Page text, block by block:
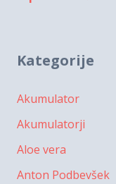
Kategorije
Akumulator
Akumulatorji
Aloe vera
Anton Podbevšek